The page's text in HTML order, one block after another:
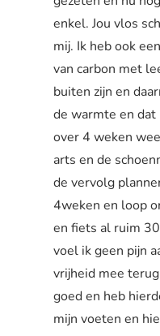
enkel. Jou vlos
mij. Ik heb ook
van carbon met
buiten zijn en
de warmte en
over 4 weken
arts en de
de vervolg
4weken en loop
en fiets al ruim
voel ik geen pijn
vrijheid mee
goed en heb
mijn voeten en